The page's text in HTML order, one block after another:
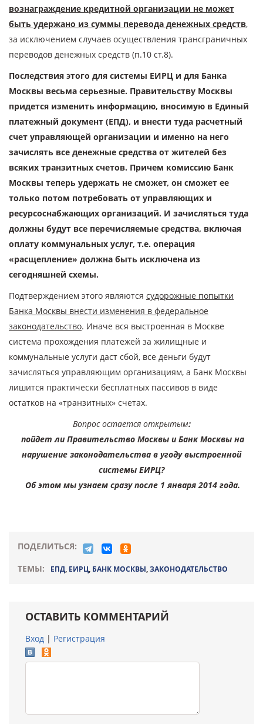
вознаграждение кредитной организации не может
быть удержано из суммы перевода денежных средств,
за исключением случаев осуществления трансграничных
переводов денежных средств (п.10 ст.8).
Последствия этого для системы ЕИРЦ и для Банка
Москвы весьма серьезные. Правительству Москвы
придется изменить информацию, вносимую в Единый
платежный документ (ЕПД), и внести туда расчетный
счет управляющей организации и именно на него
зачислять все денежные средства от жителей без
всяких транзитных счетов. Причем комиссию Банк
Москвы теперь удержать не сможет, он сможет ее
только потом потребовать от управляющих и
ресурсоснабжающих организаций. И зачисляться туда
должны будут все перечисляемые средства, включая
оплату коммунальных услуг, т.е. операция
«расщепление» должна быть исключена из
сегодняшней схемы.
Подтверждением этого являются судорожные попытки
Банка Москвы внести изменения в федеральное
законодательство. Иначе вся выстроенная в Москве
система прохождения платежей за жилищные и
коммунальные услуги даст сбой, все деньги будут
зачисляться управляющим организациям, а Банк Москвы
лишится практически бесплатных пассивов в виде
остатков на «транзитных» счетах.
Вопрос остается открытым:
пойдет ли Правительство Москвы и Банк Москвы на
нарушение законодательства в угоду выстроенной
системы ЕИРЦ?
Об этом мы узнаем сразу после 1 января 2014 года.
ПОДЕЛИТЬСЯ:
ТЕМЫ:
ЕПД, ЕИРЦ, БАНК МОСКВЫ,ЗАКОНОДАТЕЛЬСТВО
ОСТАВИТЬ КОММЕНТАРИЙ
Вход | Регистрация